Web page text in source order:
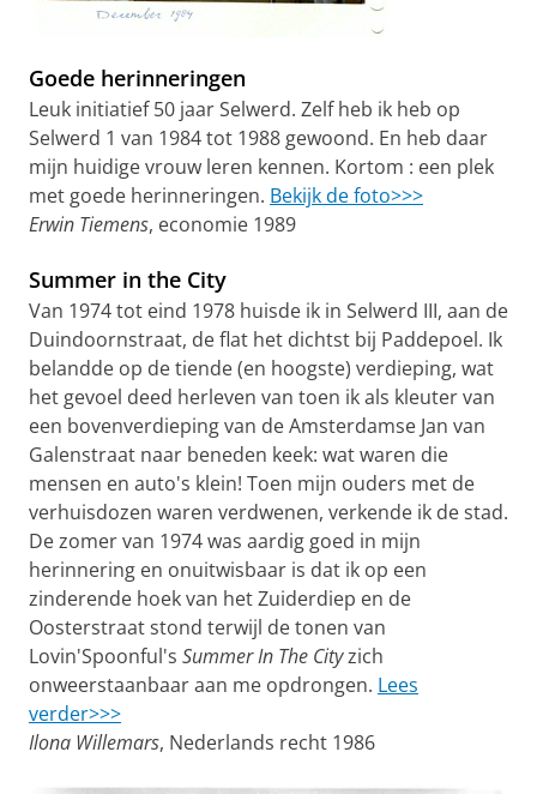
Goede herinneringen
Leuk initiatief 50 jaar Selwerd. Zelf heb ik heb op
Selwerd 1 van 1984 tot 1988 gewoond. En heb daar
mijn huidige vrouw leren kennen. Kortom : een plek
met goede herinneringen. Bekijk de foto>>>
Erwin Tiemens, economie 1989
Summer in the City
Van 1974 tot eind 1978 huisde ik in Selwerd III, aan de
Duindoornstraat, de flat het dichtst bij Paddepoel. Ik
belandde op de tiende (en hoogste) verdieping, wat
het gevoel deed herleven van toen ik als kleuter van
een bovenverdieping van de Amsterdamse Jan van
Galenstraat naar beneden keek: wat waren die
mensen en auto's klein! Toen mijn ouders met de
verhuisdozen waren verdwenen, verkende ik de stad.
De zomer van 1974 was aardig goed in mijn
herinnering en onuitwisbaar is dat ik op een
zinderende hoek van het Zuiderdiep en de
Oosterstraat stond terwijl de tonen van
Lovin'Spoonful's Summer In The Cityzich
onweerstaanbaar aan me opdrongen. Lees
verder>>>
Ilona Willemars, Nederlands recht 1986